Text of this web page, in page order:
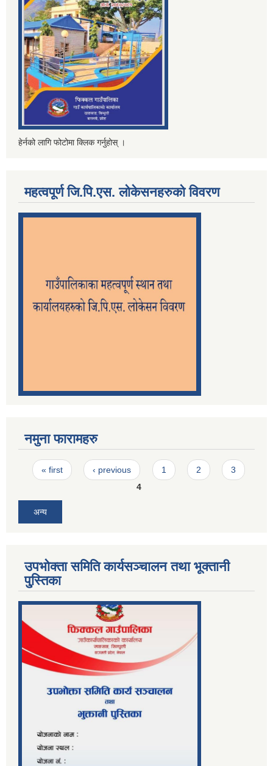
हेर्नको लागि फोटोमा क्लिक गर्नुहोस् ।
महत्वपूर्ण जि.पि.एस. लोकेसनहरुको विवरण
नमुना फारामहरु
Pages
« first ‹ previous 1 2
3
4
अन्य
उपभोक्ता समिति कार्यसञ्चालन तथा भूक्तानी
पु्स्तिका